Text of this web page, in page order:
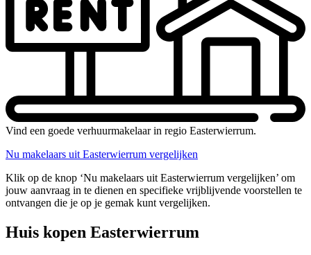
Vind een goede verhuurmakelaar in regio Easterwierrum.
Nu makelaars uit Easterwierrum vergelijken
Klik op de knop ‘Nu makelaars uit Easterwierrum vergelijken’ om
jouw aanvraag in te dienen en specifieke vrijblijvende voorstellen te
ontvangen die je op je gemak kunt vergelijken.
Huis kopen Easterwierrum